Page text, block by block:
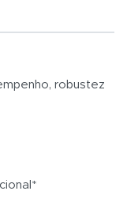
robustez